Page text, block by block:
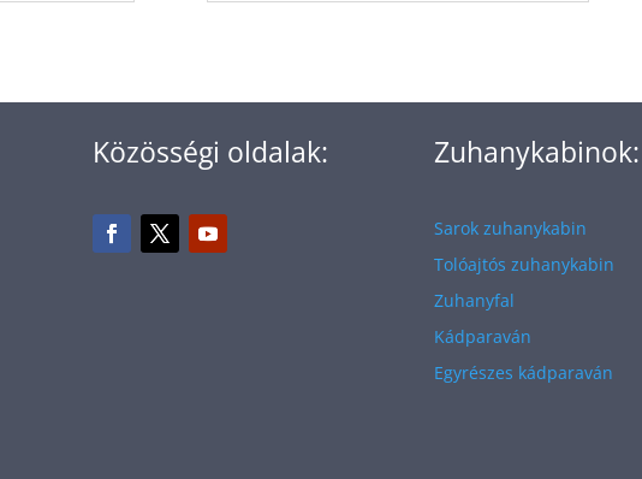
Közösségi oldalak: Zuhanykabinok:
Sarok zuhanykabin
Tolóajtós zuhanykabin
Zuhanyfal
Kádparaván
Egyrészes kádparaván